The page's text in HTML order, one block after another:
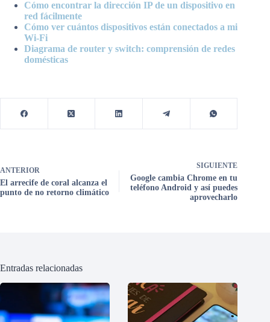
Cómo encontrar la dirección IP de un dispositivo en
red fácilmente
Cómo ver cuántos dispositivos están conectados a mi
Wi-Fi
Diagrama de router y switch: comprensión de redes
domésticas
ANTERIOR
El arrecife de coral alcanza el
punto de no retorno climático
SIGUIENTE
Google cambia Chrome en tu
teléfono Android y así puedes
aprovecharlo
Entradas relacionadas